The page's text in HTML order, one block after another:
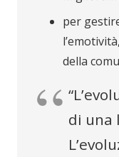
per
della
di una